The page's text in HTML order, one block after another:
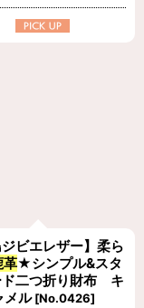
ジビエレザー】柔ら
革★シンプル&スタ
ド二つ折り財布 キ
メル [No.0426]